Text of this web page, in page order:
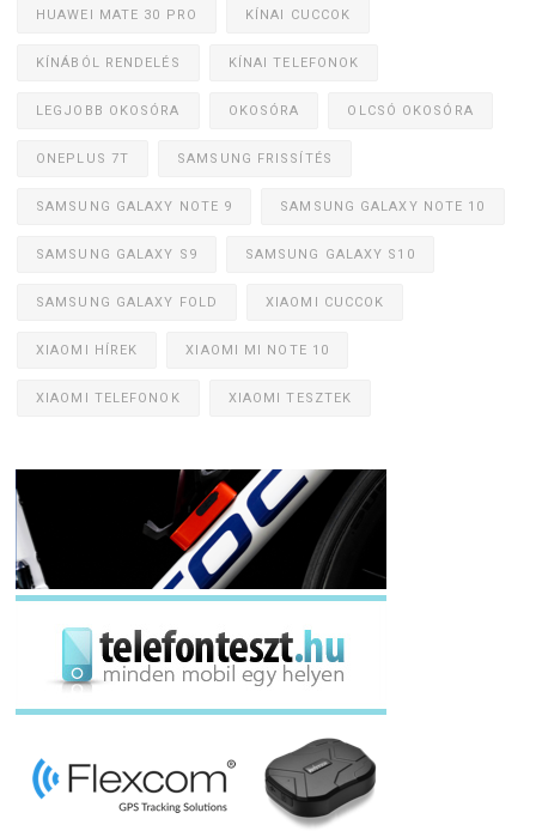
HUAWEI MATE 30 PRO KÍNAI CUCCOK
KÍNÁBÓL RENDELÉS KÍNAI TELEFONOK
LEGJOBB OKOSÓRA OKOSÓRA OLCSÓ OKOSÓRA
ONEPLUS 7T SAMSUNG FRISSÍTÉS
SAMSUNG GALAXY NOTE 9 SAMSUNG GALAXY NOTE 10
SAMSUNG GALAXY S9 SAMSUNG GALAXY S10
SAMSUNG GALAXY FOLD XIAOMI CUCCOK
XIAOMI HÍREK XIAOMI MI NOTE 10
XIAOMI TELEFONOK XIAOMI TESZTEK